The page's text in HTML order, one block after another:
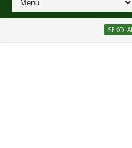
SEKOLAH